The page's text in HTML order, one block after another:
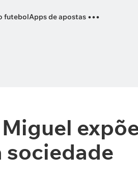
futebolApps de apostas ...